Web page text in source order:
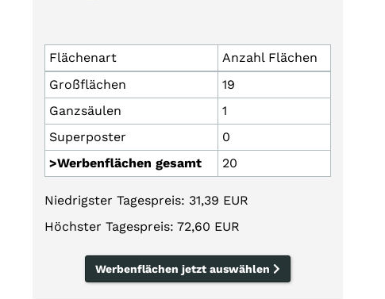
Flächenart
Anzahl Flächen
Großflächen
19
Ganzsäulen
1
Superposter
0
>Werbenflächen gesamt
20
Niedrigster Tagespreis: 31,39 EUR
Höchster Tagespreis: 72,60 EUR
Werbenflächen jetzt auswählen